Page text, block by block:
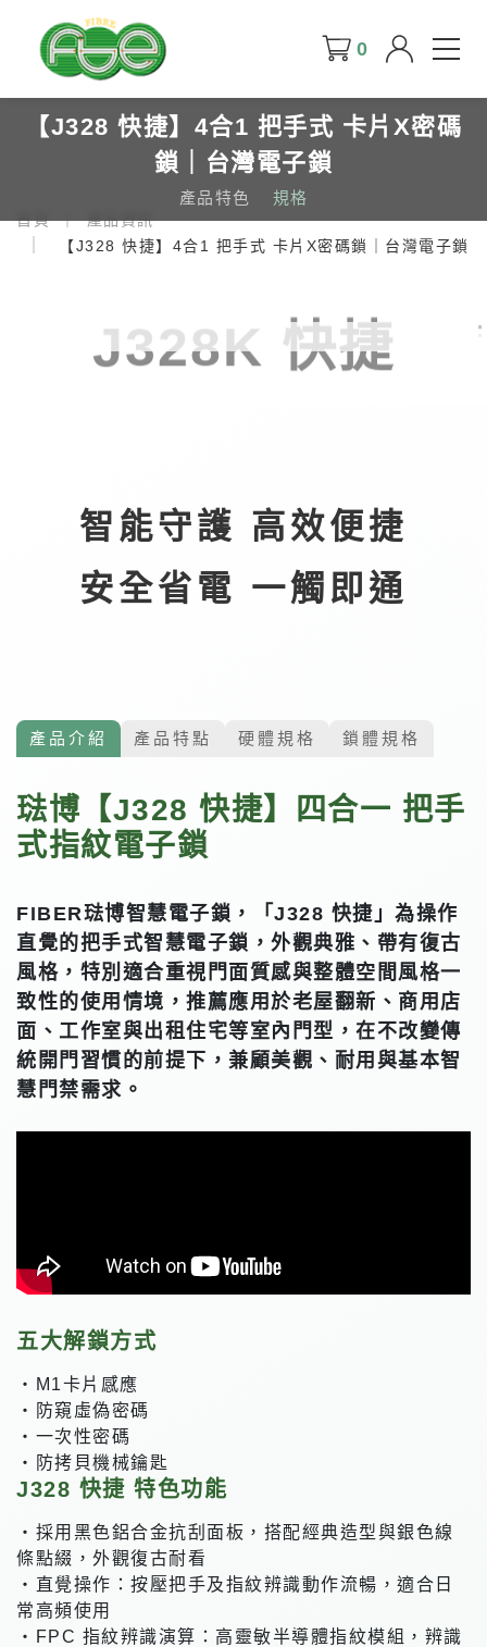
0
【J328 快捷】4合1 把手式 卡片X密碼
鎖｜台灣電子鎖
產品特色 規格
首頁
產品資訊
【J328 快捷】4合1 把手式 卡片X密碼鎖｜台灣電子鎖
J328K 快捷
智能守護 高效便捷
安全省電 一觸即通
產品介紹 產品特點 硬體規格 鎖體規格
琺博【J328 快捷】四合一 把手
式指紋電子鎖
FIBER琺博智慧電子鎖，「 J328 快捷 」 為操作
直覺的把手式智慧電子鎖，外觀典雅、帶有復古
風格，特別適合重視門面質感與整體空間風格一
致性的使用情境，推薦應用於老屋翻新、商用店
面、工作室與出租住宅等室內門型，在不改變傳
統開門習慣的前提下，兼顧美觀、耐用與基本智
慧門禁需求。
五大解鎖方式
・M1卡片感應
・防窺虛偽密碼
・一次性密碼
・防拷貝機械鑰匙
J328 快捷 特色功能
・採用黑色鋁合金抗刮面板，搭配經典造型與銀色線
條點綴，外觀復古耐看
・直覺操作：按壓把手及指紋辨識動作流暢，適合日
常高頻使用
・FPC 指紋辨識演算：高靈敏半導體指紋模組，辨識